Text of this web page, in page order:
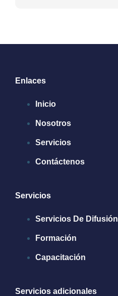
Enlaces
Inicio
Nosotros
Servicios
Contáctenos
Servicios
Servicios De Difusión
Formación
Capacitación
Servicios adicionales